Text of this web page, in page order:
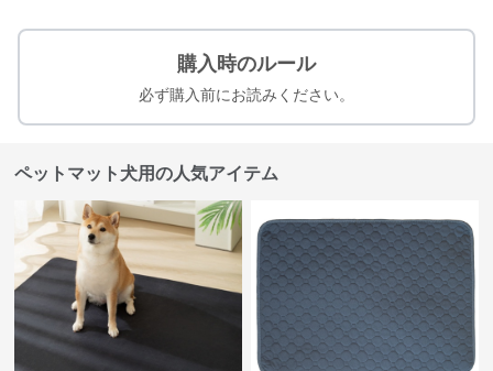
購入時のルール
必ず購入前にお読みください。
ペットマット犬用の人気アイテム